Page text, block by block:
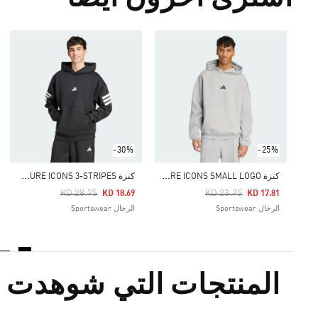
-25%
ك
نزة FUTURE ICONS SMALL LOGO
Price Reduced From
KD 23.75
To KD 17.81
الرجال Sportswear
-30%
ك
نزة FUTURE ICONS 3-STRIPES
Price Reduced From
KD 28.75
To KD 18.69
الرجال Sportswear
المنتجات التي شوهدت